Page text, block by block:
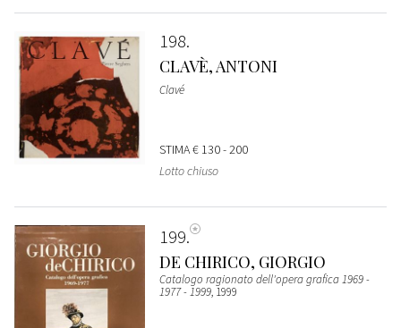
198
CLAVÈ, ANTONI
Clavé
STIMA€ 130 - 200
Lotto chiuso
199
DE CHIRICO, GIORGIO
Catalogo ragionato dell'opera grafica 1969 -
1977 - 1999, 1999